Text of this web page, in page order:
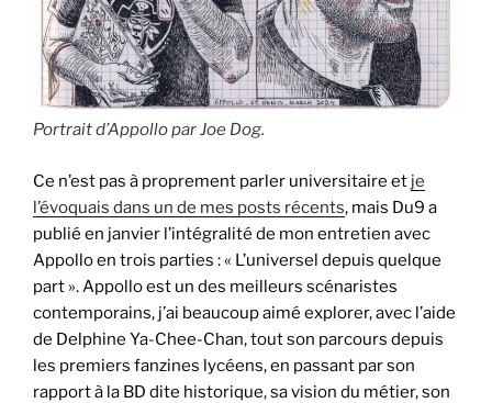
Portrait d’Appollo par Joe Dog.
Ce n’est pas à proprement parler universitaire et je
l’évoquais dans un de mes posts récents, mais Du9 a
publié en janvier l’intégralité de mon entretien avec
Appollo en trois parties : « L’universel depuis quelque
part ». Appollo est un des meilleurs scénaristes
contemporains, j’ai beaucoup aimé explorer, avec l’aide
de Delphine Ya-Chee-Chan, tout son parcours depuis
les premiers fanzines lycéens, en passant par son
rapport à la BD dite historique, sa vision du métier, son